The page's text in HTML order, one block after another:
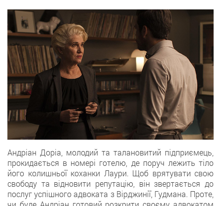
Андріан Доріа, молодий та талановитий підприємець,
прокидається в номері готелю, де поруч лежить тіло
його колишньої коханки Лаури. Щоб врятувати свою
свободу та відновити репутацію, він звертається до
послуг успішного адвоката з Вірджинії, Гудмана. Проте,